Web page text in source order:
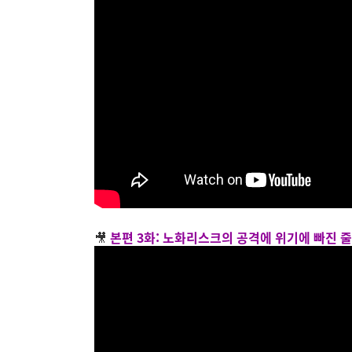
🎥 본편 3화: 노화리스크의 공격에 위기에 빠진